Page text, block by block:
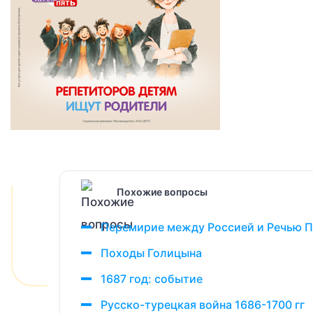
Похожие вопросы
Перемирие между Россией и Речью
Походы Голицына
1687 год: событие
Русско-турецкая война 1686-1700 гг